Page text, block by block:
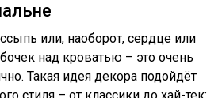
или, наоборот, сердце или
над кроватью – это очень
Такая идея декора подойдёт